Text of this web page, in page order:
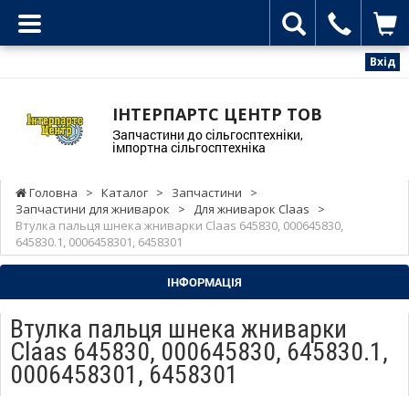
Вхід
ІНТЕРПАРТС ЦЕНТР ТОВ
Запчастини до сільгосптехніки,
імпортна сільгосптехніка
Головна > Каталог > Запчастини
>
Запчастини для жниварок
> Для жниварок Claas
>
Втулка пальця шнека жниварки Claas 645830, 000645830,
645830.1, 0006458301, 6458301
ІНФОРМАЦІЯ
Втулка пальця шнека жниварки
Claas 645830, 000645830, 645830.1,
0006458301, 6458301